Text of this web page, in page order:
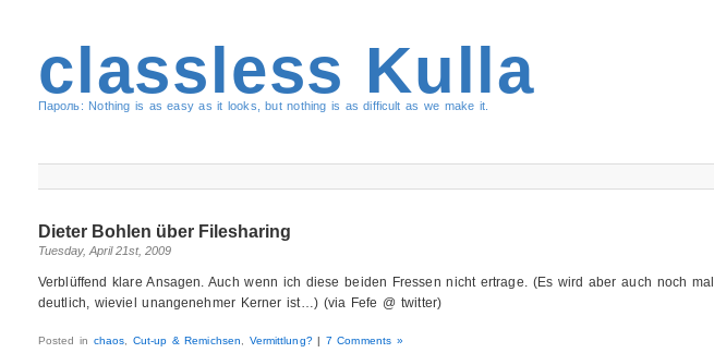
classless Kulla
Пароль: Nothing is as easy as it looks, but nothing is as difficult as we make it.
Dieter Bohlen über Filesharing
Tuesday, April 21st, 2009
Verblüffend klare Ansagen. Auch wenn ich diese beiden Fressen nicht ertrage. (Es wird aber auch noch mal
deutlich, wieviel unangenehmer Kerner ist…) (via Fefe @ twitter)
Posted in chaos Cut-up & Remichsen Vermittlung? | 7 Comments »